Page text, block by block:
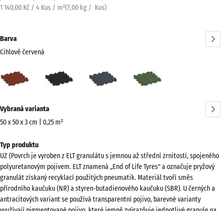
1 140,00 Kč / 4 Kus / m²(7,00 kg / Kus)
Barva
Cihlově červená
červená
Břidlicová
informací
o
Zobrazit
paletu
barev
Cihlově
(active)
Vybraná varianta
50 x 50 x 3 cm | 0,25 m²
pro
dopravu
540
x
540
Typ produktu
UZ (Povrch je vyroben z ELT granulátu s jemnou až střední zrnitostí, spojeného
polyuretanovým pojivem. ELT znamená „End of Life Tyres" a označuje pryžový
granulát získaný recyklací použitých pneumatik. Materiál tvoří směs
přírodního kaučuku (NR) a styren-butadienového kaučuku (SBR). U černých a
antracitových variant se používá transparentní pojivo, barevné varianty